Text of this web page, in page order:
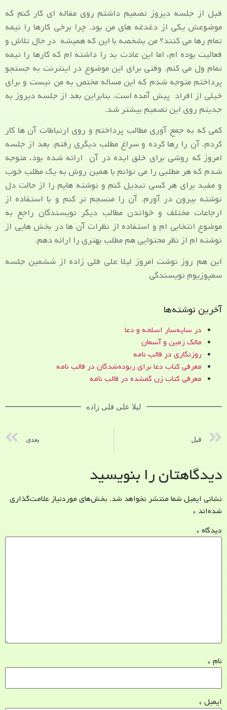
قبل از جلسه دیروز تصمیم داشتم روی مقاله ای کار کنم که
موضوعش یکی از دغدغه های من بود. چرا برخی کارها را نیمه
تمام رها می کنند؟ من بشخصه با این که همیشه در حال تلاش و
فعالیت بوده ام، اما این عادت بد را داشته ام که کارها را نیمه
تمام ول می کنم. وقتی برای این موضوع در اینترنت به جستجو
پرداختم متوجه شدم که این مساله مختص به من نیست و برای
خیلی از افراد پیش آمده است. بنابراین بعد از جلسه دیروز به
جدیتم روی این تصمیم بیشتر شد.
کمی که به جمع آوری مطالب پرداختم و روی ارتباطات آن ها کار
کردم. آن را رها کرده و سراغ مطلب دیگری رفتم. بعد از جلسه
امروز که روشی برای خلق ایده در آن ارائه شده بود، متوجه
شدم که هر مطلبی را می توانم با همین روش به یک مطلب خوب
و مفید برای هر کسی تبدیل کنم و نوشته هایم را از حالت دل
نوشته بیرون در آورم. آن را منسجم تر کنم و با استفاده از
ارجاعات مختلف و خواندن مطالب دیگر نویسندگان راجع به
موضوع انتخابی ام و استفاده از نظرات آن ها در بخش هایی از
نوشته ام از نظر محتوایی هم مطلب بهتری را ارائه دهم.
این هم روز نوشت امروز لیلا علی قلی زاده از ششمین جلسه
سمپوزیوم نویسندگی
آخرین نوشته‌ها
در سایه‌سار اسلحه و دعا
مالک زمین و آسمان
روزنگاری در قالب نامه
معرفی کتاب دعا برای ربوده‌شدگان در قالب نامه
معرفی کتاب زن‌ گمشده در قالب نامه
لیلا علی قلی زاده
قبل بعدی
دیدگاهتان را بنویسید
نشانی ایمیل شما منتشر نخواهد شد. بخش‌های موردنیاز علامت‌گذاری
شده‌اند *
دیدگاه *
نام *
ایمیل *